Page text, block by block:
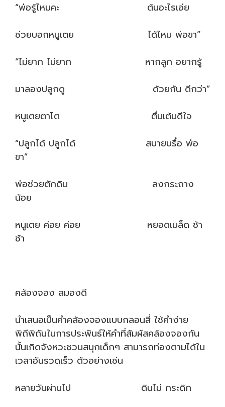
“พ่อรู้ไหมคะ ต้นอะไรเอ่ย
ช่วยบอกหนูเตย ได้ไหม พ่อขา”
“ไม่ยาก ไม่ยาก หากลูก อยากรู้
มาลองปลูกดู ด้วยกัน ดีกว่า”
หนูเตยตาโต ตื่นเต้นดีใจ
“ปลูกได้ ปลูกได้ สบายบรื๋อ พ่อ
ขา”
พ่อช่วยตักดิน ลงกระถาง
น้อย
หนูเตย ค่อย ค่อย หยอดเมล็ด ช้า
ช้า
คล้องจอง สมองดี
นำเสนอเป็นคำคล้องจองแบบกลอนสี่ ใช้คำง่าย
พิถีพิถันในการประพันธ์ให้คำที่สัมผัสคล้องจองกัน
นั้นเกิดจังหวะชวนสนุกเด็กๆ สามารถท่องตามได้ใน
เวลาอันรวดเร็ว ตัวอย่างเช่น
หลายวันผ่านไป ดินไม่ กระดิก